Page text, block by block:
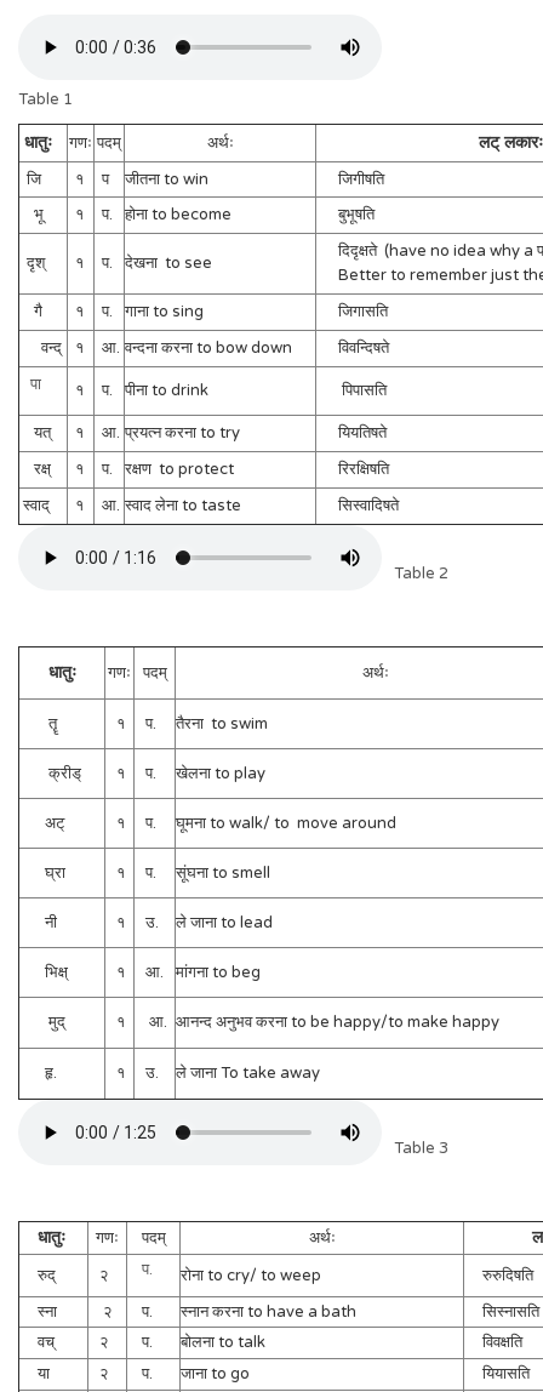
Table 1
धातुः गणः पदम् अर्थः लट्
जि १ प जीतना to win
जिगीषति
भू
१ प. होना to become बुभूषति
दृश् १ प. देखना to see
दिदृक्षते (have no idea why a
Better to remember just
गै
१ प. गाना to sing
जिगासति
वन्द्
१ आ. वन्दना करना to bow down
विवन्दिषते
पा
१ प. पीना to drink पिपासति
यत् १ आ. प्रयत्न करना to try
यियतिषते
रक्ष्
१ प. रक्षण to protect
रिरक्षिषति
स्वाद्
१ आ. स्वाद लेना to taste सिस्वादिषते
Table 2
धातुः गणः पदम् अर्थः
तॄ १ प. तैरना to swim
क्रीड् १ प. खेलना to play
अट् १ प. घूमना to walk/ to move around
घ्रा १ प. सूंघना to smell
नी १ उ. ले जाना to lead
भिक्ष् १ आ. मांगना to beg
मुद् १ आ. आनन्द अनुभव करना to be happy/to make happy
हृ. १ उ. ले जाना To take away
Table 3
धातुः गणः पदम् अर्थः
रुद् २ प. रोना to cry/ to weep
रुरुदिषति
स्ना
२ प. स्नान करना to have a bath
सिस्नासति
वच्
२ प. बोलना to talk
विवक्षति
या
२ प. जाना to go यियासति